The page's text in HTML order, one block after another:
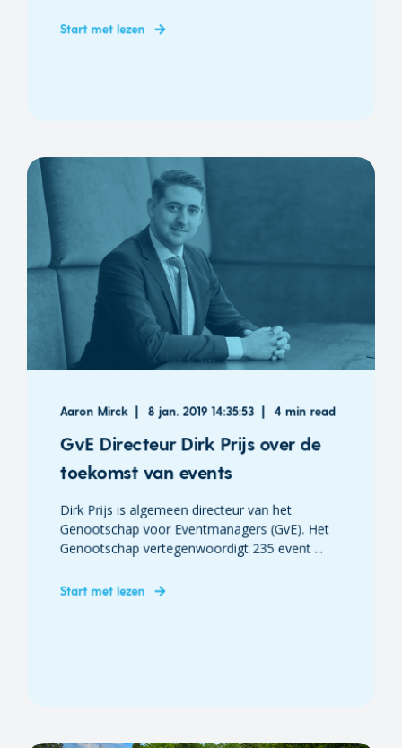
Start met lezen
Aaron Mirck 8 jan. 2019 14:35:53 4 min read
GvE Directeur Dirk Prijs over de
toekomst van events
Dirk Prijs is algemeen directeur van het
Genootschap voor Eventmanagers (GvE). Het
Genootschap vertegenwoordigt 235 event ...
Start met lezen